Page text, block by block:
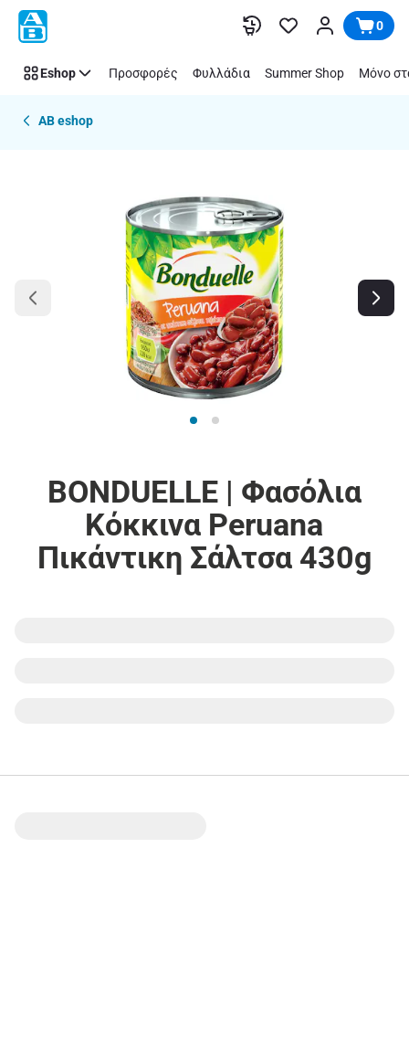
Παράλειψη 0
Eshop Προσφορές Φυλλάδια Summer Shop Μόνο
AB eshop
BONDUELLE | Φασόλια
Κόκκινα Peruana
Πικάντικη Σάλτσα 430g